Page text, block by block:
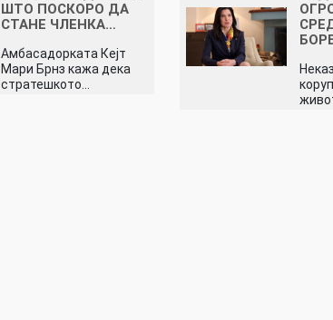
ШТО ПОСКОРО ДА
СТАНЕ ЧЛЕНКА…
Амбасадорката Кејт
Мари Брнз кажа дека
стратешкото…